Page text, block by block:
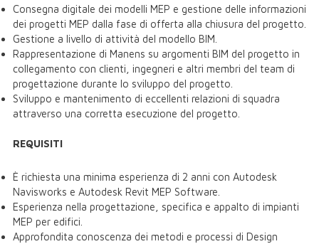
Consegna digitale dei modelli MEP e gestione delle informazioni
dei progetti MEP dalla fase di offerta alla chiusura del progetto.
Gestione a livello di attività del modello BIM.
Rappresentazione di Manens su argomenti BIM del progetto in
collegamento con clienti, ingegneri e altri membri del team di
progettazione durante lo sviluppo del progetto.
Sviluppo e mantenimento di eccellenti relazioni di squadra
attraverso una corretta esecuzione del progetto.
REQUISITI
È richiesta una minima esperienza di 2 anni con Autodesk
Navisworks e Autodesk Revit MEP Software.
Esperienza nella progettazione, specifica e appalto di impianti
MEP per edifici.
Approfondita conoscenza dei metodi e processi di Design